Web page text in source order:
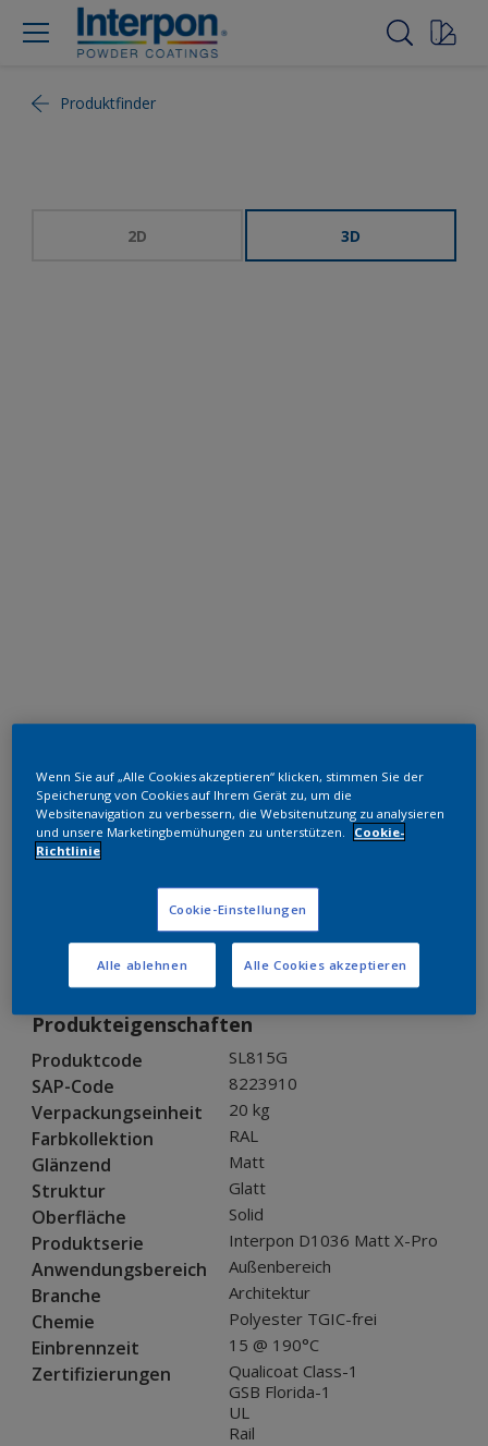
Produktfinder
2D 3D
RAL 7015 HR
SL815G
Produkteigenschaften
Produktcode SL815G
SAP-Code 8223910
Verpackungseinheit 20 kg
Farbkollektion RAL
Glänzend Matt
Struktur Glatt
Oberfläche Solid
Produktserie Interpon D1036 Matt X-Pro
Anwendungsbereich Außenbereich
Branche Architektur
Chemie Polyester TGIC-frei
Einbrennzeit 15 @ 190°C
Zertifizierungen
Qualicoat Class-1
GSB Florida-1
UL
Rail
Wenn Sie auf „Alle Cookies akzeptieren“ klicken, stimmen Sie der
Speicherung von Cookies auf Ihrem Gerät zu, um die
Websitenavigation zu verbessern, die Websitenutzung zu analysieren
und unsere Marketingbemühungen zu unterstützen.
Cookie-
Richtlinie
Cookie-Einstellungen
Alle ablehnen Alle Cookies akzeptieren